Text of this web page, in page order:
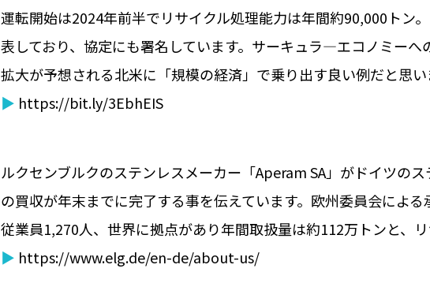
運転開始は2024年前半でリサイクル処理能力は年間約90,000トン
表しており、協定にも署名しています。サーキュラ―エコノミー
拡大が予想される北米に「規模の経済」で乗り出す良い例だと思い
▶ https://bit.ly/3EbhEIS
ルクセンブルクのステンレスメーカー「Aperam SA」がドイツの
の買収が年末までに完了する事を伝えています。欧州委員会によ
従業員1,270人、世界に拠点があり年間取扱量は約112万トンと、
▶ https://www.elg.de/en-de/about-us/